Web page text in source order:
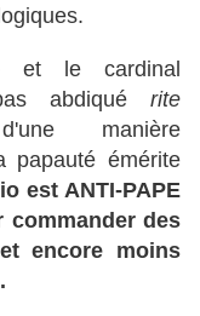
et le cardinal
abdiqué rite
manière
papauté émérite
est ANTI-PAPE
commander des
encore moins